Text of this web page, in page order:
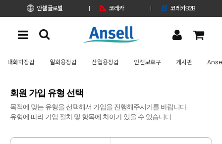
안셀 글로벌 코레카 코레카B2B
내화학장갑 일회용장갑 산업용장갑 안전보호구 게시판
회원 가입 유형 선택
목적에 맞는 유형을 선택해서 가입을 진행해주시기를 바랍니다.
유형에 따라 가입 절차 및 항목에 차이가 있을 수 있습니다.